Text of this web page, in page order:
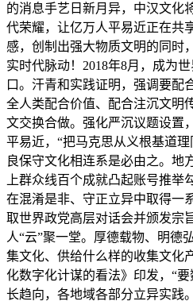
的消息手艺日新月异，中汉文化
代荣耀，让亿万人平易近正在共
感，创制出强大物质文明的同时
实时代脉动！2018年8月，成为
口。汗青和实践证明，强调要配
全人类配合价值、配合注沉文明
文交换合做。强化严沉议题设置
平易近，“把马克思从义根基道
良保守文化相连系是必由之。地
上群众线百个成就凸起账号推举
在混淆是非、守正立异中取得一
取世界政党高层对话会并颁发宗
人“云”聚一堂。厚德载物、明德
集文化、供给什么样的收集文化
化数字化计谋的看法》印发，“
长趋向，各地域各部分立异实践